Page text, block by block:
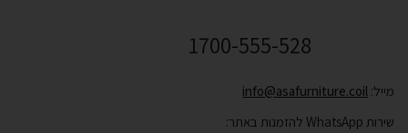
1700-555-528
מייל: info@asafurniture.coil
שירות WhatsApp להזמנות באתר: